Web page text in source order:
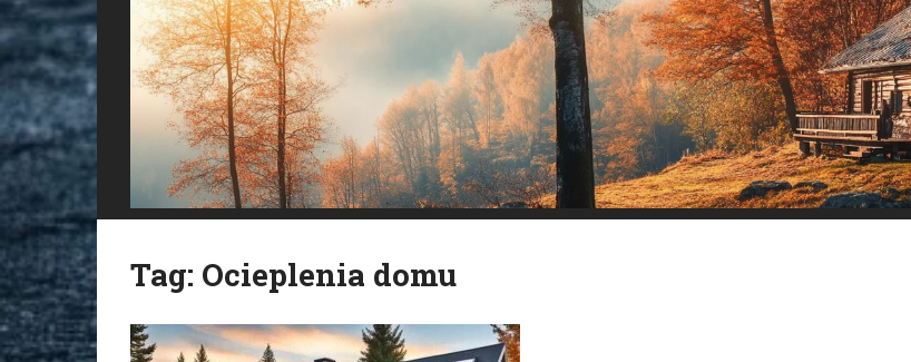
Tag: Ocieplenia domu